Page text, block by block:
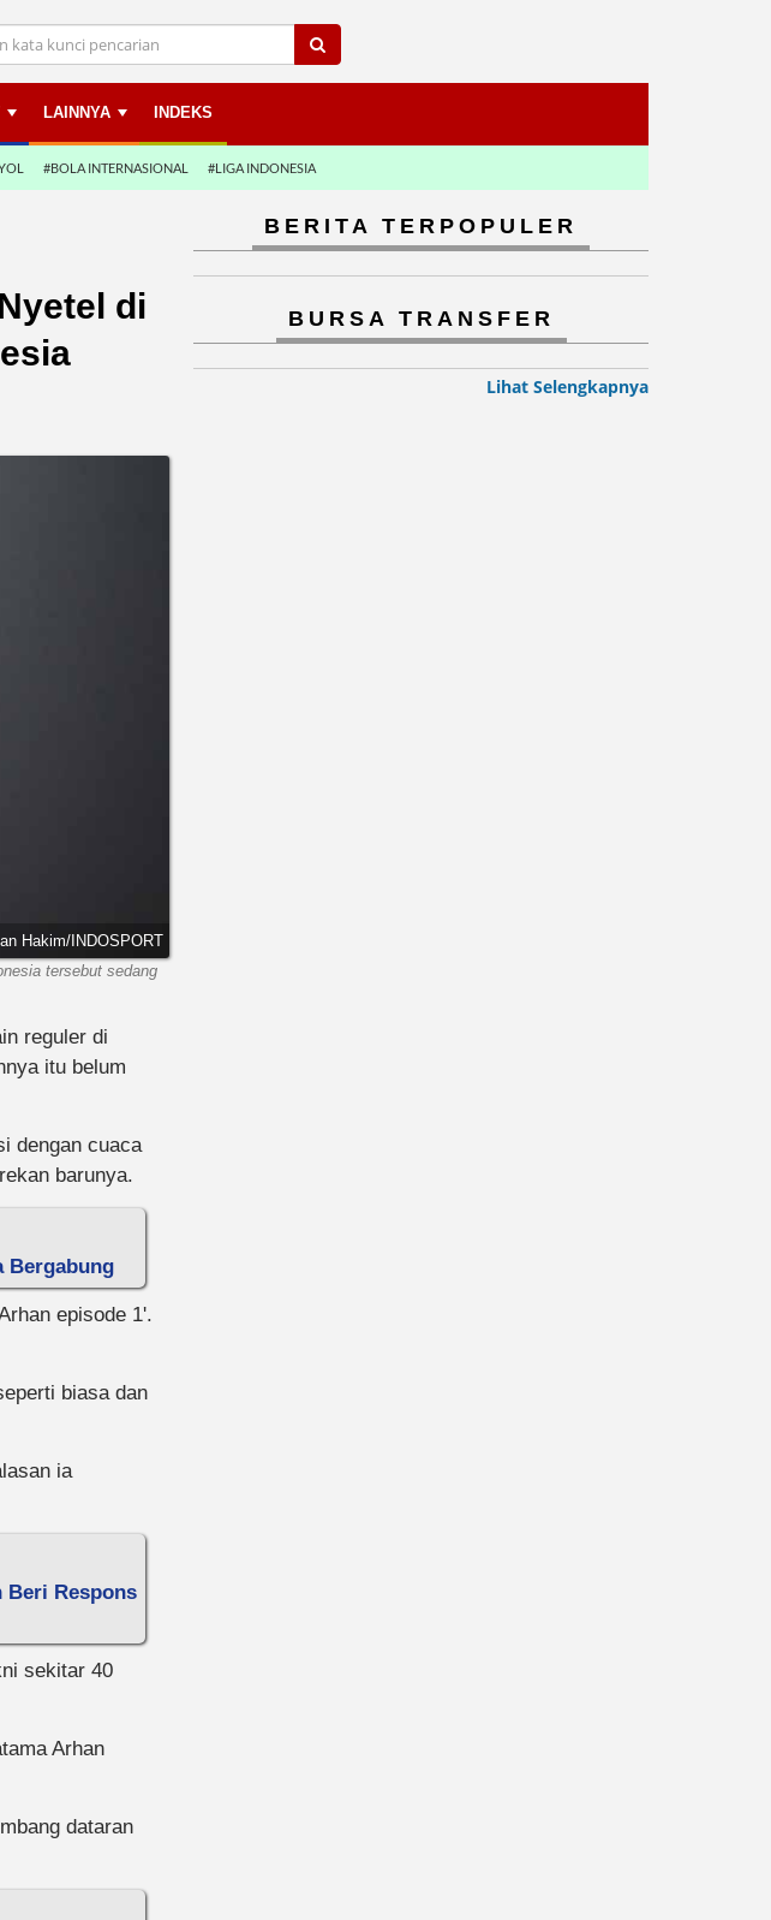
LAINNYA INDEKS
#BOLA INTERNASIONAL #LIGA INDONESIA
di
Hakim/INDOSPORT
tersebut sedang
reguler di
itu belum
dengan cuaca
barunya.
Bergabung
episode 1'.
biasa dan
ia
Beri Respons
sekitar 40
Arhan
dataran
BERITA TERPOPULER
BURSA TRANSFER
Lihat Selengkapnya